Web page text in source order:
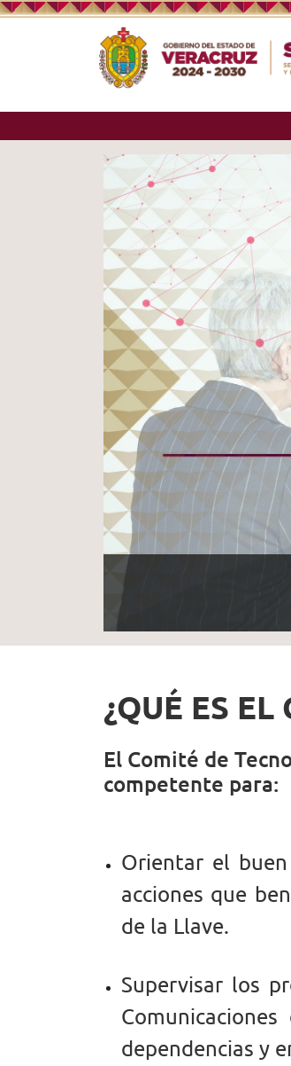
¿QUÉ ES EL
El Comité de
competente para:
Orientar el
acciones que
de la Llave.
Supervisar los
dependencias y